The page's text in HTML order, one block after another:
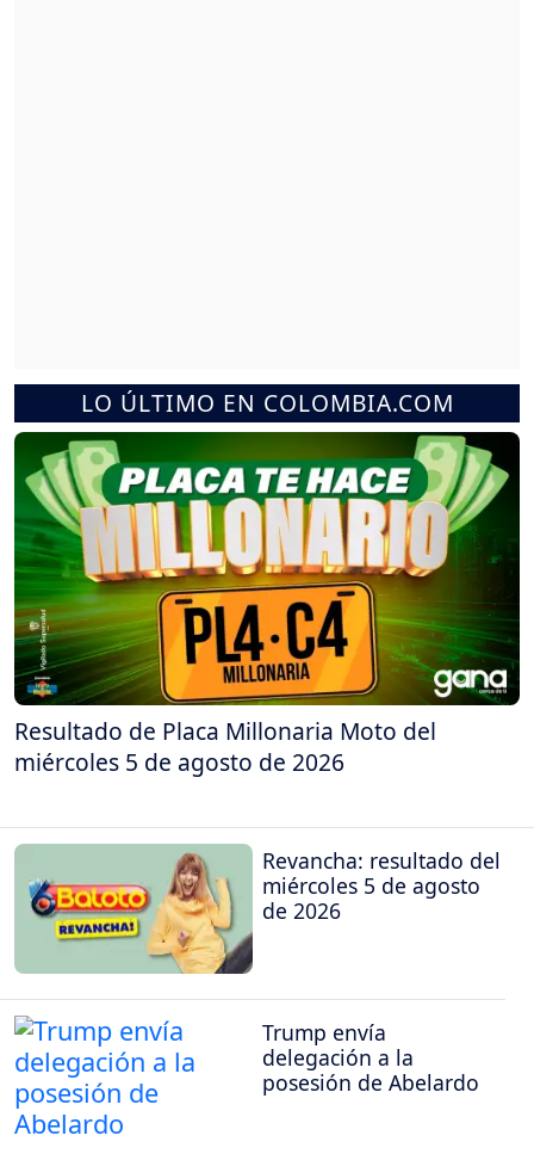
LO ÚLTIMO EN COLOMBIA.COM
Resultado de Placa Millonaria Moto del
miércoles 5 de agosto de 2026
Revancha: resultado del
miércoles 5 de agosto
de 2026
Trump envía
delegación a la
posesión de Abelardo